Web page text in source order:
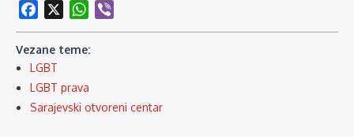
Facebook
WhatsApp
Vezane teme:
LGBT
LGBT prava
Sarajevski otvoreni centar